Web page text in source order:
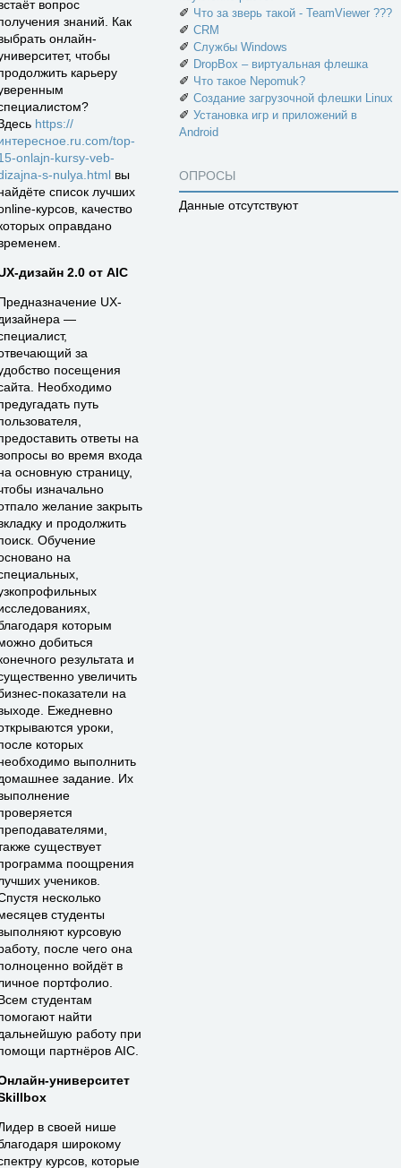
вопрос
знаний. Как
онлайн-
чтобы
карьеру
https://
top-
onlajn-kursy-veb-
s-nulya.html вы
список лучших
курсов, качество
оправдано
дизайн 2.0 от AIC
UX-
—
за
посещения
Необходимо
путь
ответы на
во время входа
основную страницу,
изначально
желание закрыть
и продолжить
Обучение
на
которым
добиться
результата и
увеличить
показатели на
Ежедневно
уроки,
которых
выполнить
задание. Их
существует
поощрения
учеников.
несколько
студенты
курсовую
после чего она
войдёт в
портфолио.
студентам
найти
работу при
партнёров AIC.
университет
в своей нише
широкому
курсов, которые
✐ Что за зверь такой - TeamViewer ???
✐ CRM
✐ Службы Windows
✐ DropBox – виртуальная флешка
✐ Что такое Nepomuk?
✐ Создание загрузочной флешки Linux
✐ Установка игр и приложений в
Android
ОПРОСЫ
Данные отсутствуют